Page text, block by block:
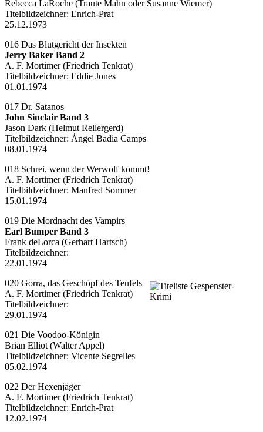
Rebecca LaRoche (Traute Mahn oder Susanne Wiemer)
Titelbildzeichner: Enrich-Prat
25.12.1973
016 Das Blutgericht der Insekten
Jerry Baker Band 2
A. F. Mortimer (Friedrich Tenkrat)
Titelbildzeichner: Eddie Jones
01.01.1974
017 Dr. Satanos
John Sinclair Band 3
Jason Dark (Helmut Rellergerd)
Titelbildzeichner: Ángel Badia Camps
08.01.1974
018 Schrei, wenn der Werwolf kommt!
A. F. Mortimer (Friedrich Tenkrat)
Titelbildzeichner: Manfred Sommer
15.01.1974
019 Die Mordnacht des Vampirs
Earl Bumper Band 3
Frank deLorca (Gerhart Hartsch)
Titelbildzeichner:
22.01.1974
020 Gorra, das Geschöpf des Teufels
A. F. Mortimer (Friedrich Tenkrat)
Titelbildzeichner:
29.01.1974
021 Die Voodoo-Königin
Brian Elliot (Walter Appel)
Titelbildzeichner: Vicente Segrelles
05.02.1974
022 Der Hexenjäger
A. F. Mortimer (Friedrich Tenkrat)
Titelbildzeichner: Enrich-Prat
12.02.1974